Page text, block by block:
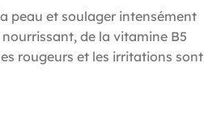
peau et soulager intensément
de la vitamine B5
rougeurs et les irritations sont